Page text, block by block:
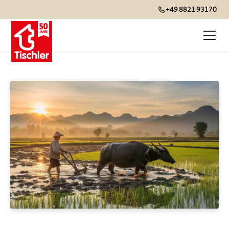
+49 8821 93170